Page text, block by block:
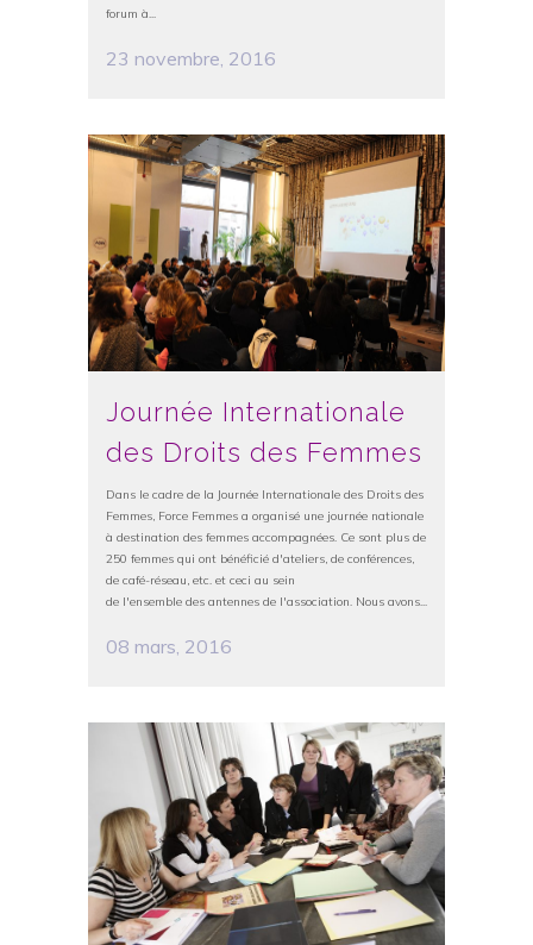
forum à...
23 novembre, 2016
Journée Internationale
des Droits des Femmes
Dans le cadre de la Journée Internationale des Droits des
Femmes, Force Femmes a organisé une journée nationale
à destination des femmes accompagnées. Ce sont plus de
250 femmes qui ont bénéficié d'ateliers, de conférences,
de café-réseau, etc. et ceci au sein
de l'ensemble des antennes de l'association. Nous avons...
08 mars, 2016